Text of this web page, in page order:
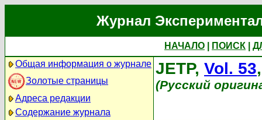
Журнал
НАЧАЛО ПОИСК
Общая информация о журнале
Золотые страницы
Адреса редакции
Содержание журнала
JETP, Vol. 53
(Русский